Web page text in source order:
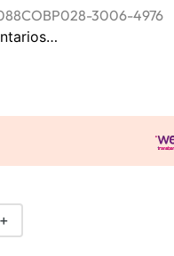
3006-4976
＋